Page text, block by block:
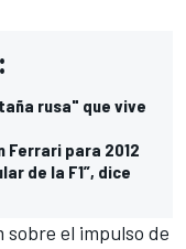
rusa" que vive
Ferrari para 2012
de la F1”, dice
el impulso de